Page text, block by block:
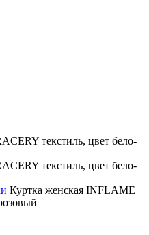
Куртка женская INFLAME